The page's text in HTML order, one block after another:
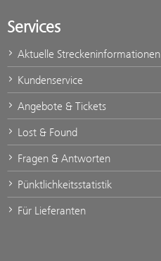
Services
Aktuelle Streckeninformationen
Kundenservice
Angebote & Tickets
Lost & Found
Fragen & Antworten
Pünktlichkeitsstatistik
Für Lieferanten